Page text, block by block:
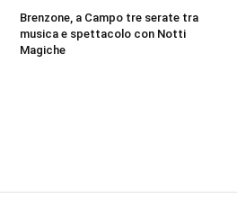
Brenzone, a Campo tre serate tra
musica e spettacolo con Notti
Magiche